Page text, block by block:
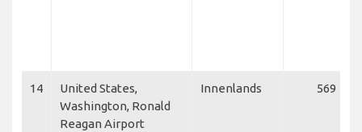
14
United States,
Washington, Ronald
Reagan Airport
Innenlands 569